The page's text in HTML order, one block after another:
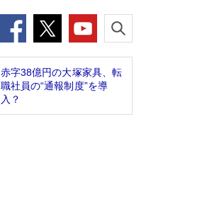
赤字38億円の大塚家具、転
職社員の“通報制度”を導
入？